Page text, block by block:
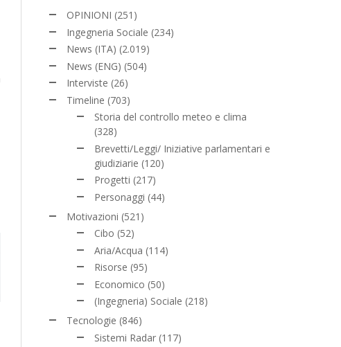
OPINIONI (251)
Ingegneria Sociale (234)
News (ITA) (2.019)
News (ENG) (504)
Interviste (26)
Timeline (703)
Storia del controllo meteo e clima
(328)
Brevetti/Leggi/ Iniziative parlamentari e
giudiziarie (120)
Progetti (217)
Personaggi (44)
Motivazioni (521)
Cibo (52)
Aria/Acqua (114)
Risorse (95)
Economico (50)
(Ingegneria) Sociale (218)
Tecnologie (846)
Sistemi Radar (117)